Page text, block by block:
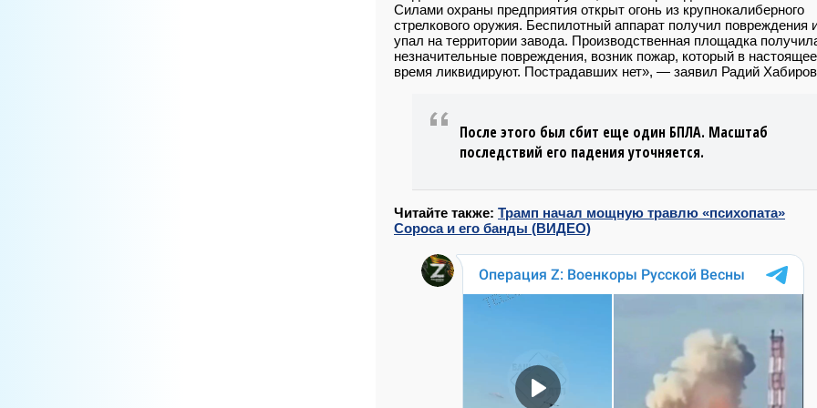
Силами охраны предприятия открыт огонь из крупнокалиберного
стрелкового оружия. Беспилотный аппарат получил повреждения
упал на территории завода. Производственная площадка
незначительные повреждения, возник пожар, который в настоящее
время ликвидируют. Пострадавших нет», — заявил Радий
После этого был сбит еще один БПЛА. Масштаб
последствий его падения уточняется.
Читайте также: Трамп начал мощную травлю «психопата»
Сороса и его банды (ВИДЕО)